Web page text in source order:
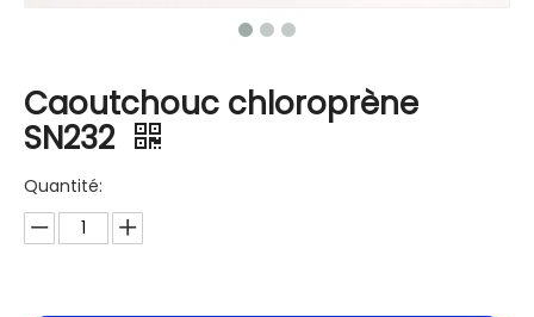
Caoutchouc chloroprène
SN232
Quantité: